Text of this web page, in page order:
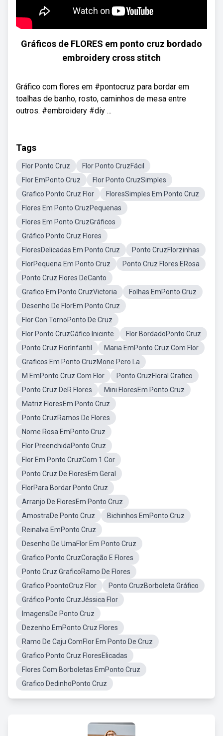
Gráficos de FLORES em ponto cruz bordado
embroidery cross stitch
Gráfico com flores em #pontocruz para bordar em
toalhas de banho, rosto, caminhos de mesa entre
outros. #embroidery #diy ...
Tags
Flor Ponto Cruz
Flor Ponto CruzFácil
Flor EmPonto Cruz
Flor Ponto CruzSimples
Grafico Ponto Cruz Flor
FloresSimples Em Ponto Cruz
Flores Em Ponto CruzPequenas
Flores Em Ponto CruzGráficos
Gráfico Ponto Cruz Flores
FloresDelicadas Em Ponto Cruz
Ponto CruzFlorzinhas
FlorPequena Em Ponto Cruz
Ponto Cruz Flores ERosa
Ponto Cruz Flores DeCanto
Grafico Em Ponto CruzVictoria
Folhas EmPonto Cruz
Desenho De FlorEm Ponto Cruz
Flor Con TornoPonto De Cruz
Flor Ponto CruzGáfico Inicinte
Flor BordadoPonto Cruz
Ponto Cruz FlorInfantil
Maria EmPonto Cruz Com Flor
Graficos Em Ponto CruzMone Pero La
M EmPonto Cruz Com Flor
Ponto CruzFloral Grafico
Ponto Cruz DeR Flores
Mini FloresEm Ponto Cruz
Matriz FloresEm Ponto Cruz
Ponto CruzRamos De Flores
Nome Rosa EmPonto Cruz
Flor PreenchidaPonto Cruz
Flor Em Ponto CruzCom 1 Cor
Ponto Cruz De FloresEm Geral
FlorPara Bordar Ponto Cruz
Arranjo De FloresEm Ponto Cruz
AmostraDe Ponto Cruz
Bichinhos EmPonto Cruz
Reinalva EmPonto Cruz
Desenho De UmaFlor Em Ponto Cruz
Grafico Ponto CruzCoração E Flores
Ponto Cruz GraficoRamo De Flores
Grafico PoontoCruz Flor
Ponto CruzBorboleta Gráfico
Gráfico Ponto CruzJéssica Flor
ImagensDe Ponto Cruz
Dezenho EmPonto Cruz Flores
Ramo De Caju ComFlor Em Ponto De Cruz
Grafico Ponto Cruz FloresElicadas
Flores Com Borboletas EmPonto Cruz
Grafico DedinhoPonto Cruz